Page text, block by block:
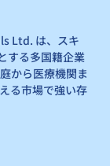
Ltd. は、スキ
する多国籍企業
から医療機関ま
る市場で強い存